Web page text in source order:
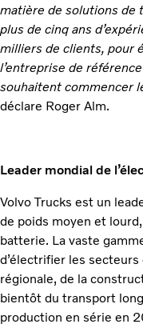
matière de solutions de
plus de cinq ans
milliers de clients, pour
l’entreprise de
souhaitent commencer
déclare Roger Alm.
Leader mondial de
Volvo Trucks est un
de poids moyen et
batterie. La vaste
d’électrifier les
régionale, de la
bientôt du transport
production en série en